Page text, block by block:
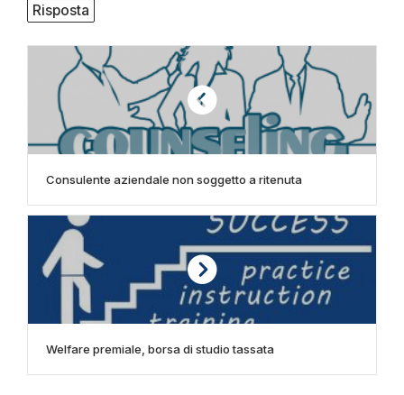
Risposta
Consulente aziendale non soggetto a ritenuta
Welfare premiale, borsa di studio tassata